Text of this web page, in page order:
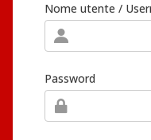
Nome utente /
Password